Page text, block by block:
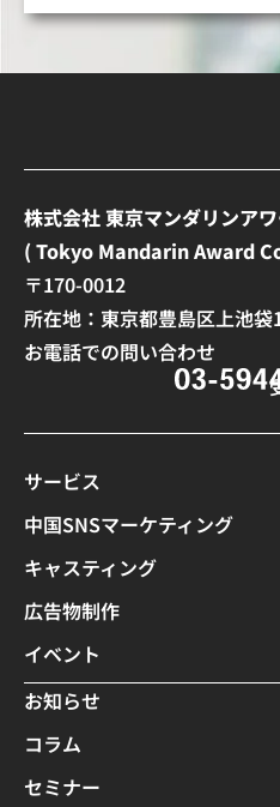
株式会社 東京マンダリンア
( Tokyo Mandarin Award
〒170-0012
所在地：東京都豊島区上池
お電話での問い合わせ
サービス
中国SNSマーケティング
キャスティング
広告物制作
イベント
お知らせ
コラム
セミナー